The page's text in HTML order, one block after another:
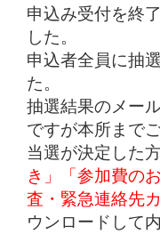
申込み受付を終
した。
申込者全員に抽
た。
抽選結果のメー
ですが本所まで
当選が決定した
き」「参加費の
査・緊急連絡先
ウンロードして